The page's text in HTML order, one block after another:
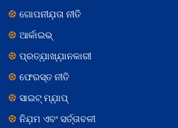
ଗୋପନୀଯ଼ତା ନୀତି
ଆର୍କାଇଭ୍
ପ୍ରତ୍ଯ଼ାଖ୍ଯ଼ାନକାରୀ
ଫେରସ୍ତ ନୀତି
ସାଇଟ୍ ମ୍ଯ଼ାପ୍
ନିଯ଼ମ ଏବଂ ସର୍ତ୍ତାବଳୀ